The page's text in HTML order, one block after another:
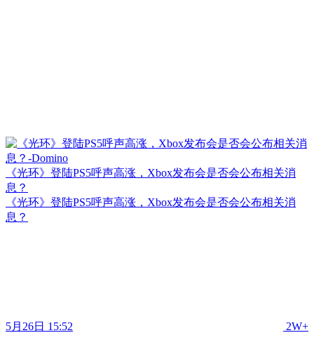
《光环》登陆PS5呼声高涨，Xbox发布会是否会公布相关消
息？
《光环》登陆PS5呼声高涨，Xbox发布会是否会公布相关消
息？
5月26日 15:52 2W+